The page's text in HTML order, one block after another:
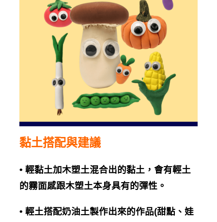
黏土搭配與建議
• 輕黏土加木塑土混合出的黏土，會有輕土
的霧面感跟木塑土本身具有的彈性。
• 輕土搭配奶油土製作出來的作品(甜點、娃